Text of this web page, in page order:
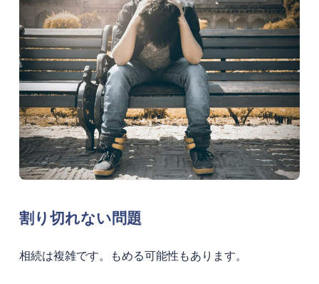
割り切れない問題
相続は複雑です。もめる可能性もあります。